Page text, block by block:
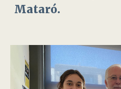
Mataró.